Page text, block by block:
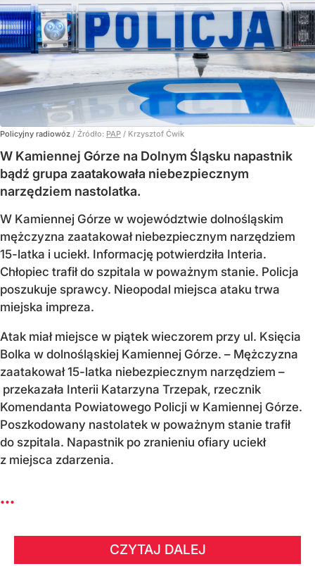
Policyjny radiowóz / Źródło: PAP / Krzysztof Ćwik
W Kamiennej Górze na Dolnym Śląsku napastnik
bądź grupa zaatakowała niebezpiecznym
narzędziem nastolatka.
W Kamiennej Górze w województwie dolnośląskim
mężczyzna zaatakował niebezpiecznym narzędziem
15-latka i uciekł. Informację potwierdziła Interia.
Chłopiec trafił do szpitala w poważnym stanie. Policja
poszukuje sprawcy. Nieopodal miejsca ataku trwa
miejska impreza.
Atak miał miejsce w piątek wieczorem przy ul. Księcia
Bolka w dolnośląskiej Kamiennej Górze. – Mężczyzna
zaatakował 15-latka niebezpiecznym narzędziem –
przekazała Interii Katarzyna Trzepak, rzecznik
Komendanta Powiatowego Policji w Kamiennej Górze.
Poszkodowany nastolatek w poważnym stanie trafił
do szpitala. Napastnik po zranieniu ofiary uciekł
z miejsca zdarzenia.
...
CZYTAJ DALEJ